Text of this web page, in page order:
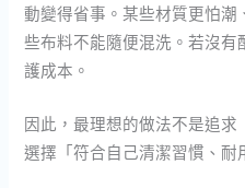
動變得省事。某些材質更怕
些布料不能隨便混洗。若沒
護成本。
因此，最理想的做法不是追
選擇「符合自己清潔習慣、耐